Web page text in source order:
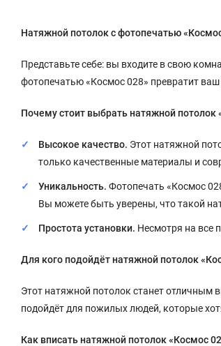
Натяжной потолок с фотопечатью
Представьте себе: вы входите в свою
фотопечатью «Космос 028» превратит
Почему стоит выбрать натяжной потолок
Высокое качество. Этот натяжной
только качественные материалы и
Уникальность. Фотопечать «Космос
Вы можете быть уверены, что такой
Простота установки. Несмотря на все
Для кого подойдёт натяжной потолок
Этот натяжной потолок станет отличным
подойдёт для пожилых людей, которые
Как вписать натяжной потолок «Космос